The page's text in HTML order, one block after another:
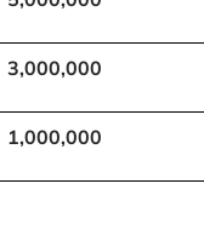
3,000,000
1,000,000